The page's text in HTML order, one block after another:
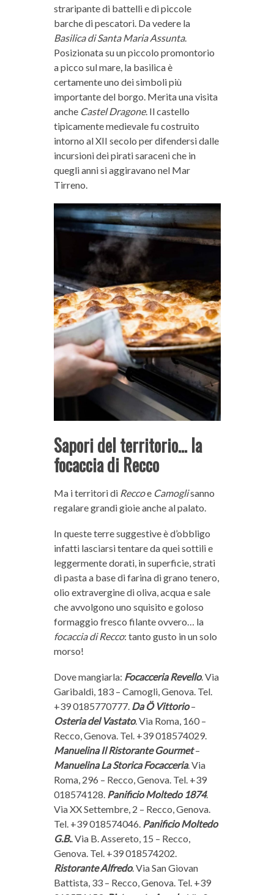
straripante di battelli e di piccole
barche di pescatori. Da vedere la
Basilica di Santa Maria Assunta.
Posizionata su un piccolo promontorio
a picco sul mare, la basilica è
certamente uno dei simboli più
importante del borgo. Merita una visita
anche Castel Dragone. Il castello
tipicamente medievale fu costruito
intorno al XII secolo per difendersi dalle
incursioni dei pirati saraceni che in
quegli anni si aggiravano nel Mar
Tirreno.
Sapori del territorio… la
focaccia di Recco
Ma i territori di Reccoe Camoglisanno
regalare grandi gioie anche al palato.
In queste terre suggestive è d’obbligo
infatti lasciarsi tentare da quei sottili e
leggermente dorati, in superficie, strati
di pasta a base di farina di grano tenero,
olio extravergine di oliva, acqua e sale
che avvolgono uno squisito e goloso
formaggio fresco filante ovvero… la
focaccia di Recco: tanto gusto in un solo
morso!
Dove mangiarla: Focacceria Revello. Via
Garibaldi, 183 – Camogli, Genova. Tel.
+39 0185770777. Da Ö Vittorio–
Osteria del Vastato. Via Roma, 160 –
Recco, Genova. Tel. +39 018574029.
Manuelina Il Ristorante Gourmet–
Manuelina La Storica Focacceria. Via
Roma, 296 – Recco, Genova. Tel. +39
018574128. Panificio Moltedo 1874.
Via XX Settembre, 2 – Recco, Genova.
Tel. +39 018574046. Panificio Moltedo
G.B.. Via B. Assereto, 15 – Recco,
Genova. Tel. +39 018574202.
Ristorante Alfredo. Via San Giovan
Battista, 33 – Recco, Genova. Tel. +39